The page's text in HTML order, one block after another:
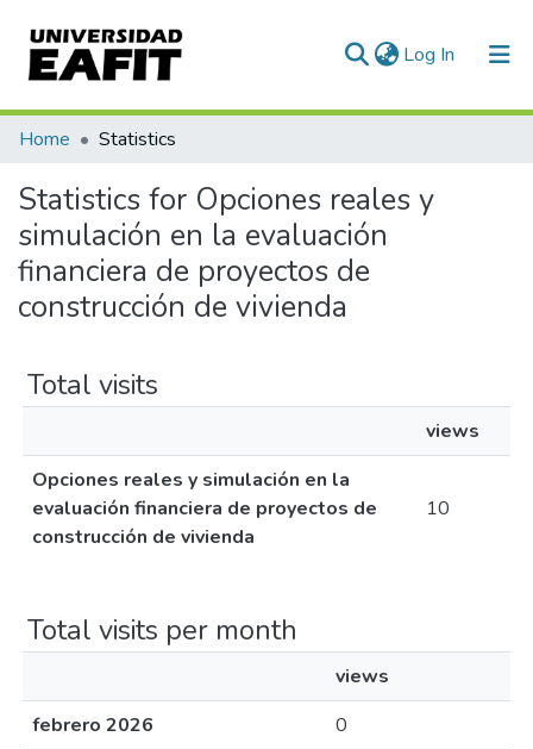
Log In (current)
Communities & Collections
All of DSpace
Home Statistics
Statistics for Opciones reales y
simulación en la evaluación
financiera de proyectos de
construcción de vivienda
Total visits
views
Opciones reales y simulación en la
evaluación financiera de proyectos de
construcción de vivienda
10
Total visits per month
views
febrero 2026
0